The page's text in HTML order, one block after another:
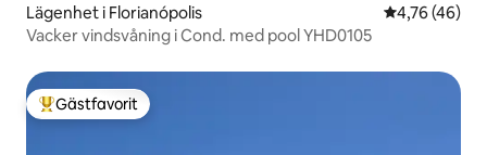
Lägenhet i Florianópolis 4,76 av 5 i
4,76 (46)
Vacker vindsvåning i Cond. med pool YHD0105
Populär gästfavorit
Gästfavorit